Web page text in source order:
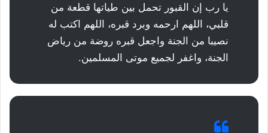
يا رب إن القبور تحمل بين طياتها قطعة من
قلبي، اللهم ارحمه وبرد قبره، اللهم اكتب له
نصيبا من الجنة واجعل قبره روضة من رياض
الجنة، واغفر لجميع موتى المسلمين.